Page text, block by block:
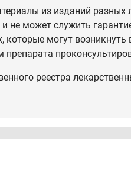
из изданий разных
не может служить
могут возникнуть
реестра